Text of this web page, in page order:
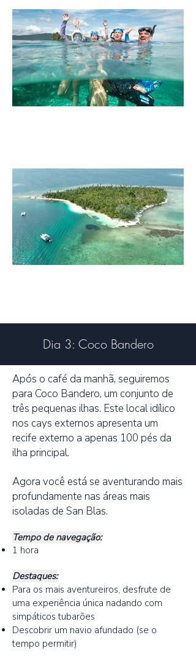
Dia 3: Coco Bandero
Após o café da manhã, seguiremos
para Coco Bandero, um conjunto de
três pequenas ilhas. Este local idílico
nos cays externos apresenta um
recife externo a apenas 100 pés da
ilha principal.
Agora você está se aventurando mais
profundamente nas áreas mais
isoladas de San Blas.
Tempo de navegação:
1 hora
Destaques:
Para os mais aventureiros, desfrute de
uma experiência única nadando com
simpáticos tubarões
Descobrir um navio afundado (se o
tempo permitir)